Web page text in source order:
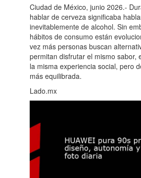
Ciudad de México, junio 2026.-
hablar de cerveza significaba
inevitablemente de alcohol. Sin
hábitos de consumo están
vez más personas buscan
permitan disfrutar el mismo sabor,
la misma experiencia social, pero
más equilibrada.
Lado.mx